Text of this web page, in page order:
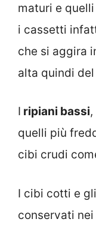
maturi e
i cassetti
che si aggira
alta quindi
I ripiani bassi
quelli più
cibi crudi
I cibi cotti e
conservati nei